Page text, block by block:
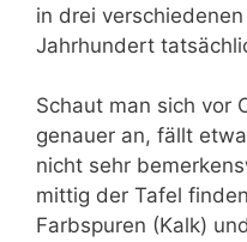
in drei
Jahrhundert
Schaut man sich vor
genauer an, fällt
nicht sehr
mittig der Tafel
Farbspuren (Kalk)